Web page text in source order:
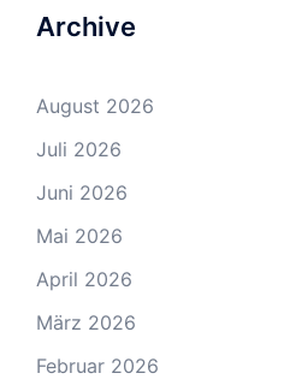
Archive
August 2026
Juli 2026
Juni 2026
Mai 2026
April 2026
März 2026
Februar 2026